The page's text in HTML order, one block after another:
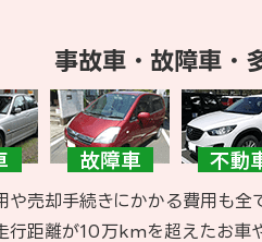
事故車・故障車・
や売却手続きにかかる費用も
行距離が10万kmを超えたお車